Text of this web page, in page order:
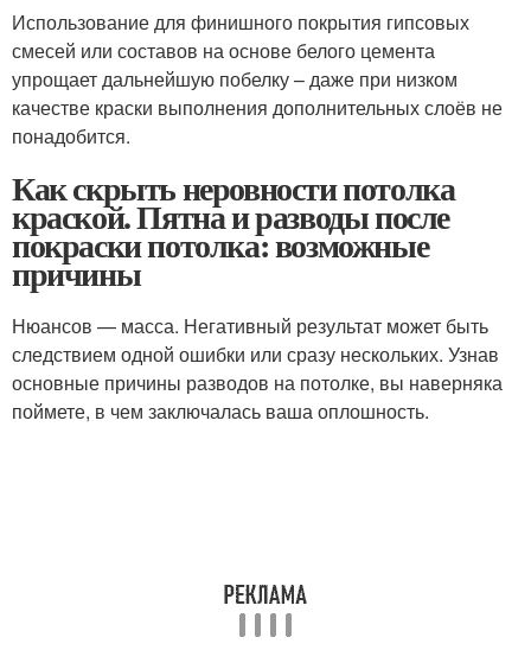
Использование для финишного покрытия гипсовых
смесей или составов на основе белого цемента
упрощает дальнейшую побелку – даже при низком
качестве краски выполнения дополнительных слоёв не
понадобится.
Как скрыть неровности потолка
краской. Пятна и разводы после
покраски потолка: возможные
причины
Нюансов — масса. Негативный результат может быть
следствием одной ошибки или сразу нескольких. Узнав
основные причины разводов на потолке, вы наверняка
поймете, в чем заключалась ваша оплошность.